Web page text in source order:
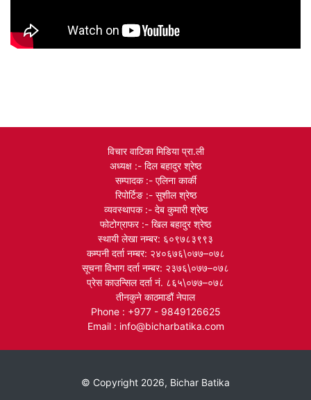
विचार वाटिका मिडिया प्रा.ली
अध्यक्ष :- दिल बहादुर श्रेष्ठ
सम्पादक :- एलिना कार्की
रिपोर्टिङ :- सुशील श्रेष्ठ
व्यवस्थापक :- देब कुमारी श्रेष्ठ
फोटोग्राफर :- खिल बहादुर श्रेष्ठ
स्थायी लेखा नम्बर: ६०९७८३९९३
कम्पनी दर्ता नम्बर: २४०६७६\०७७–०७८
सूचना विभाग दर्ता नम्बर: २३७६\०७७–०७८
प्रेस काउन्सिल दर्ता नं. ८६५\०७७–०७८
तीनकुने काठमाडौं नेपाल
Phone : +977 - 9849126625
Email : info@bicharbatika.com
© Copyright 2026, Bichar Batika